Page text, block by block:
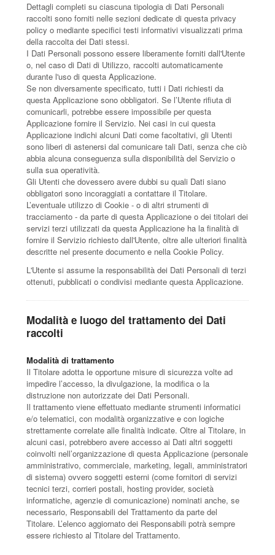
Dettagli completi su ciascuna tipologia di Dati Personali
raccolti sono forniti nelle sezioni dedicate di questa privacy
policy o mediante specifici testi informativi visualizzati prima
della raccolta dei Dati stessi.
I Dati Personali possono essere liberamente forniti dall'Utente
o, nel caso di Dati di Utilizzo, raccolti automaticamente
durante l'uso di questa Applicazione.
Se non diversamente specificato, tutti i Dati richiesti da
questa Applicazione sono obbligatori. Se l’Utente rifiuta di
comunicarli, potrebbe essere impossibile per questa
Applicazione fornire il Servizio. Nei casi in cui questa
Applicazione indichi alcuni Dati come facoltativi, gli Utenti
sono liberi di astenersi dal comunicare tali Dati, senza che ciò
abbia alcuna conseguenza sulla disponibilità del Servizio o
sulla sua operatività.
Gli Utenti che dovessero avere dubbi su quali Dati siano
obbligatori sono incoraggiati a contattare il Titolare.
L’eventuale utilizzo di Cookie - o di altri strumenti di
tracciamento - da parte di questa Applicazione o dei titolari dei
servizi terzi utilizzati da questa Applicazione ha la finalità di
fornire il Servizio richiesto dall'Utente, oltre alle ulteriori finalità
descritte nel presente documento e nella Cookie Policy.
L'Utente si assume la responsabilità dei Dati Personali di terzi
ottenuti, pubblicati o condivisi mediante questa Applicazione.
Modalità e luogo del trattamento dei Dati
raccolti
Modalità di trattamento
Il Titolare adotta le opportune misure di sicurezza volte ad
impedire l’accesso, la divulgazione, la modifica o la
distruzione non autorizzate dei Dati Personali.
Il trattamento viene effettuato mediante strumenti informatici
e/o telematici, con modalità organizzative e con logiche
strettamente correlate alle finalità indicate. Oltre al Titolare, in
alcuni casi, potrebbero avere accesso ai Dati altri soggetti
coinvolti nell’organizzazione di questa Applicazione (personale
amministrativo, commerciale, marketing, legali, amministratori
di sistema) ovvero soggetti esterni (come fornitori di servizi
tecnici terzi, corrieri postali, hosting provider, società
informatiche, agenzie di comunicazione) nominati anche, se
necessario, Responsabili del Trattamento da parte del
Titolare. L’elenco aggiornato dei Responsabili potrà sempre
essere richiesto al Titolare del Trattamento.